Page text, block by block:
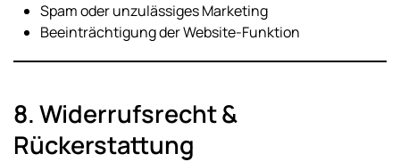
Spam oder unzulässiges Marketing
Beeinträchtigung der Website-Funktion
8. Widerrufsrecht &
Rückerstattung